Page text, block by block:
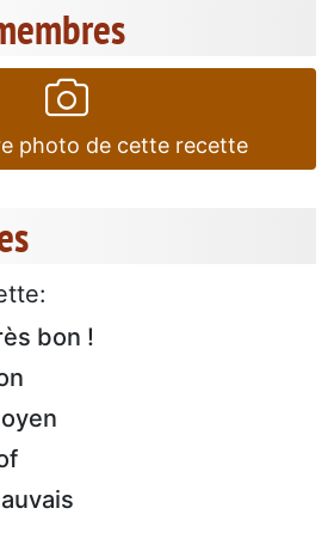
photo de cette recette
bon !